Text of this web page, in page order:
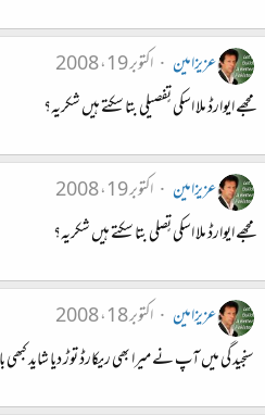
عزیزامین
اکتوبر 19، 2008
مجھے ایوارڈ ملا اسکی تٍفصیلی بتا سکتے ہیں شکریہ؟
عزیزامین
اکتوبر 19، 2008
مجھے ایوارڈ ملا اسکی تٍصلی بتا سکتے ہیں شکریہ؟
عزیزامین
اکتوبر 18، 2008
سنجید گی میں آپ نے میرا بھی ریکارڈ توڑ دیا شاید